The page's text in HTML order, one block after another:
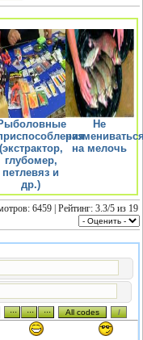
(экстрактор,
глубомер,
петлевяз и
др.)
Не
на мелочь
6459 | Рейтинг: 3.3/5 из 19